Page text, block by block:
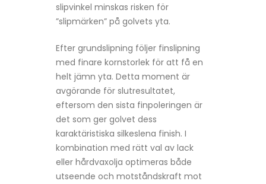
slipvinkel minskas risken för
”slipmärken” på golvets yta.
Efter grundslipning följer finslipning
med finare kornstorlek för att få en
helt jämn yta. Detta moment är
avgörande för slutresultatet,
eftersom den sista finpoleringen är
det som ger golvet dess
karaktäristiska silkeslena finish. I
kombination med rätt val av lack
eller hårdvaxolja optimeras både
utseende och motståndskraft mot